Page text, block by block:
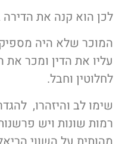
לכן הוא קנה את
המוכר שלא היה
עליו את הדין ומכר את
לחלוטין וחבל.
שימו לב והיזהרו,
רמות שונות ויש